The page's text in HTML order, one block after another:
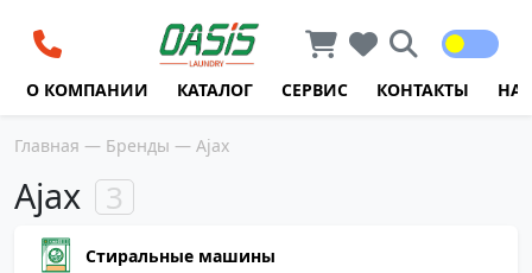
О КОМПАНИИ КАТАЛОГ СЕРВИС КОНТАКТЫ
Главная — Бренды — Ajax
Ajax 3
Стиральные машины